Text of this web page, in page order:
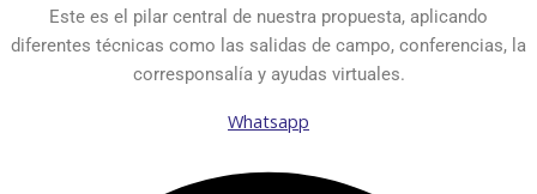
Este es el pilar central de nuestra propuesta, aplicando
diferentes técnicas como las salidas de campo, conferencias, la
corresponsalía y ayudas virtuales.
Whatsapp